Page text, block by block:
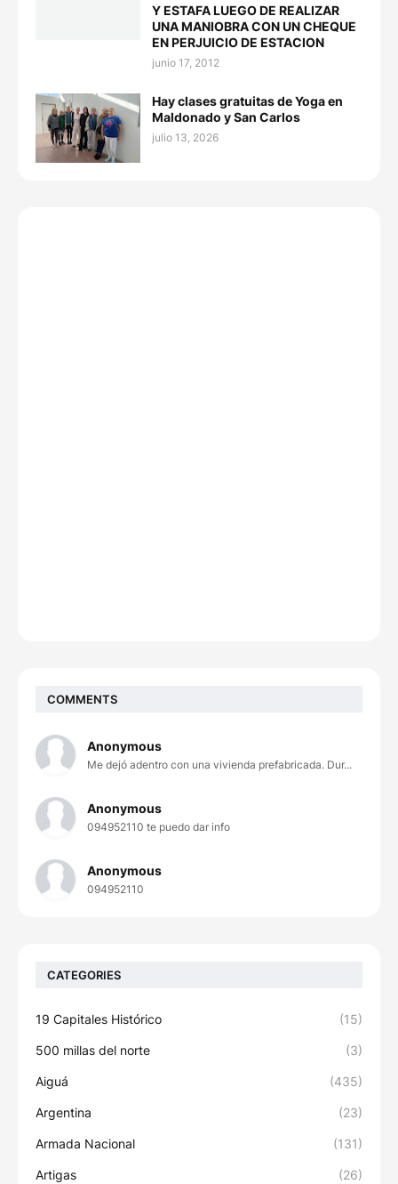
Y ESTAFA LUEGO DE REALIZAR
UNA MANIOBRA CON UN CHEQUE
EN PERJUICIO DE ESTACION
junio 17, 2012
Hay clases gratuitas de Yoga en
Maldonado y San Carlos
julio 13, 2026
COMMENTS
Anonymous
Me dejó adentro con una vivienda prefabricada. Dur...
Anonymous
094952110 te puedo dar info
Anonymous
094952110
CATEGORIES
19 Capitales Histórico (15)
500 millas del norte (3)
Aiguá (435)
Argentina (23)
Armada Nacional (131)
Artigas (26)